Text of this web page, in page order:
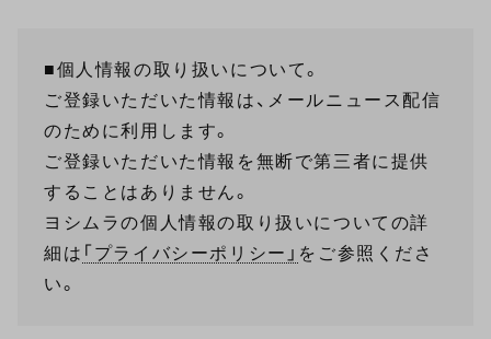
■個人情報の取り扱いについて。
ご登録いただいた情報は、メールニュース配信
のために利用します。
ご登録いただいた情報を無断で第三者に提供
することはありません。
ヨシムラの個人情報の取り扱いについての詳
細は 「プライバシーポリシー」 をご参照くださ
い。